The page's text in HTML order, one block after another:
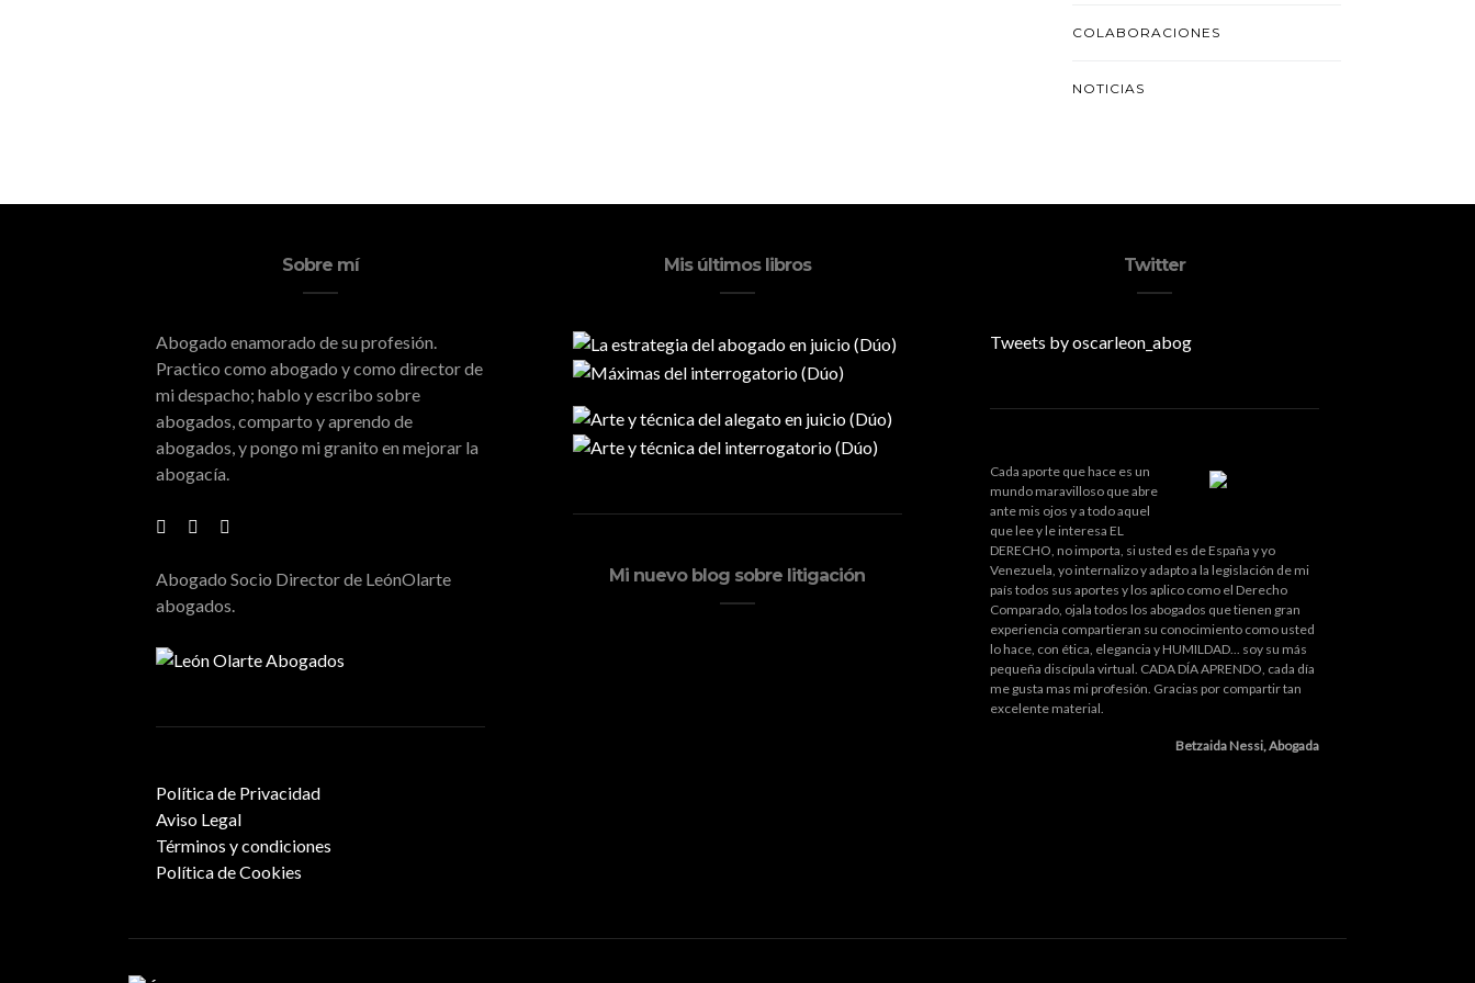
COLABORACIONES
NOTICIAS
Sobre mí
Abogado enamorado de su profesión.
Practico como abogado y como director de
mi despacho; hablo y escribo sobre
abogados, comparto y aprendo de
abogados, y pongo mi granito en mejorar la
abogacía.
Abogado Socio Director de LeónOlarte
abogados.
Política de Privacidad
Aviso Legal
Términos y condiciones
Política de Cookies
Mis últimos libros
Mi nuevo blog sobre litigación
Twitter
Tweets by oscarleon_abog
Cada aporte que hace es un
mundo maravilloso que abre
ante mis ojos y a todo aquel
que lee y le interesa EL
DERECHO, no importa, si usted es de España y yo
Venezuela, yo internalizo y adapto a la legislación de mi
país todos sus aportes y los aplico como el Derecho
Comparado, ojala todos los abogados que tienen gran
experiencia compartieran su conocimiento como usted
lo hace, con ética, elegancia y HUMILDAD... soy su más
pequeña discípula virtual. CADA DÍA APRENDO, cada día
me gusta mas mi profesión. Gracias por compartir tan
excelente material.
Betzaida Nessi, Abogada